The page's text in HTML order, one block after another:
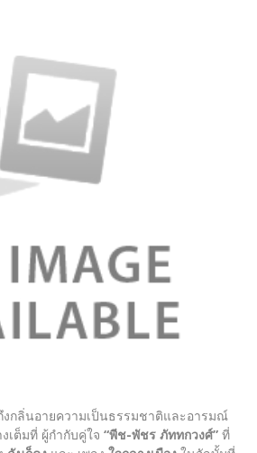
นอายความเป็นธรรมชาติและอารมณ์
งเต็มที่ ผู้กำกับคู่ใจ “พีช-พัชร ภัททกวงศ์” ที่